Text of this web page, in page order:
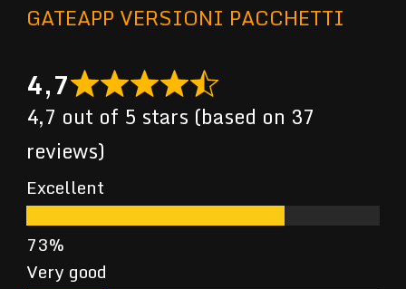
GATEAPP VERSIONI PACCHETTI
4,7
4,7 out of 5 stars (based on 37
reviews)
Excellent
Very good